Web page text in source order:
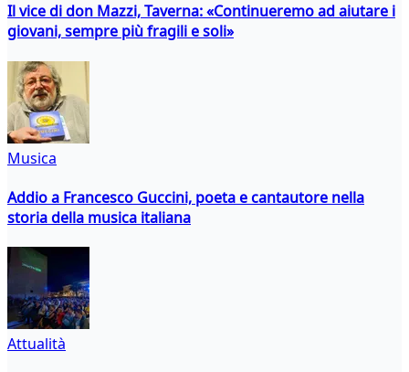
Il vice di don Mazzi, Taverna: «Continueremo ad aiutare i
giovani, sempre più fragili e soli»
Musica
Addio a Francesco Guccini, poeta e cantautore nella
storia della musica italiana
Attualità